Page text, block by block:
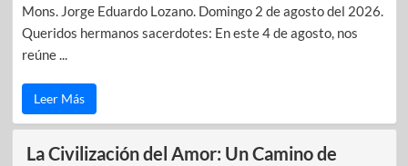
Mons. Jorge Eduardo Lozano. Domingo 2 de agosto del 2026.
Queridos hermanos sacerdotes: En este 4 de agosto, nos
reúne ...
Leer Más
La Civilización del Amor: Un Camino de